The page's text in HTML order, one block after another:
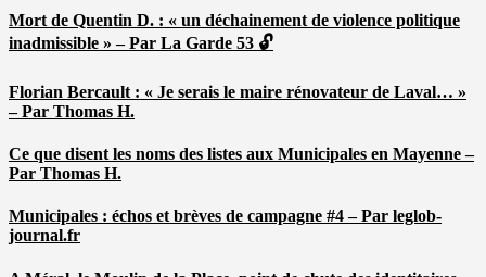
Mort de Quentin D. : « un déchainement de violence politique
inadmissible » – Par La Garde 53 🔓
Florian Bercault : « Je serais le maire rénovateur de Laval… »
– Par Thomas H.
Ce que disent les noms des listes aux Municipales en Mayenne –
Par Thomas H.
Municipales : échos et brèves de campagne #4 – Par leglob-
journal.fr